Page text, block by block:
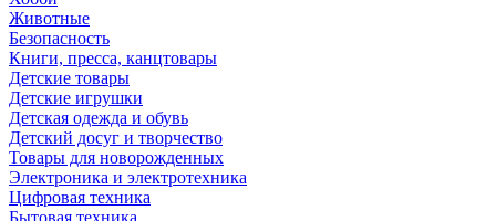
Животные
Безопасность
Книги, пресса, канцтовары
Детские товары
Детские игрушки
Детская одежда и обувь
Детский досуг и творчество
Товары для новорожденных
Электроника и электротехника
Цифровая техника
Бытовая техника